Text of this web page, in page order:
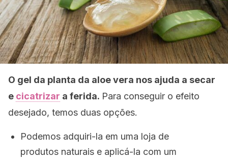
O gel da planta da aloe vera nos ajuda a secar
e cicatrizar a ferida. Para conseguir o efeito
desejado, temos duas opções.
Podemos adquiri-la em uma loja de
produtos naturais e aplicá-la com um